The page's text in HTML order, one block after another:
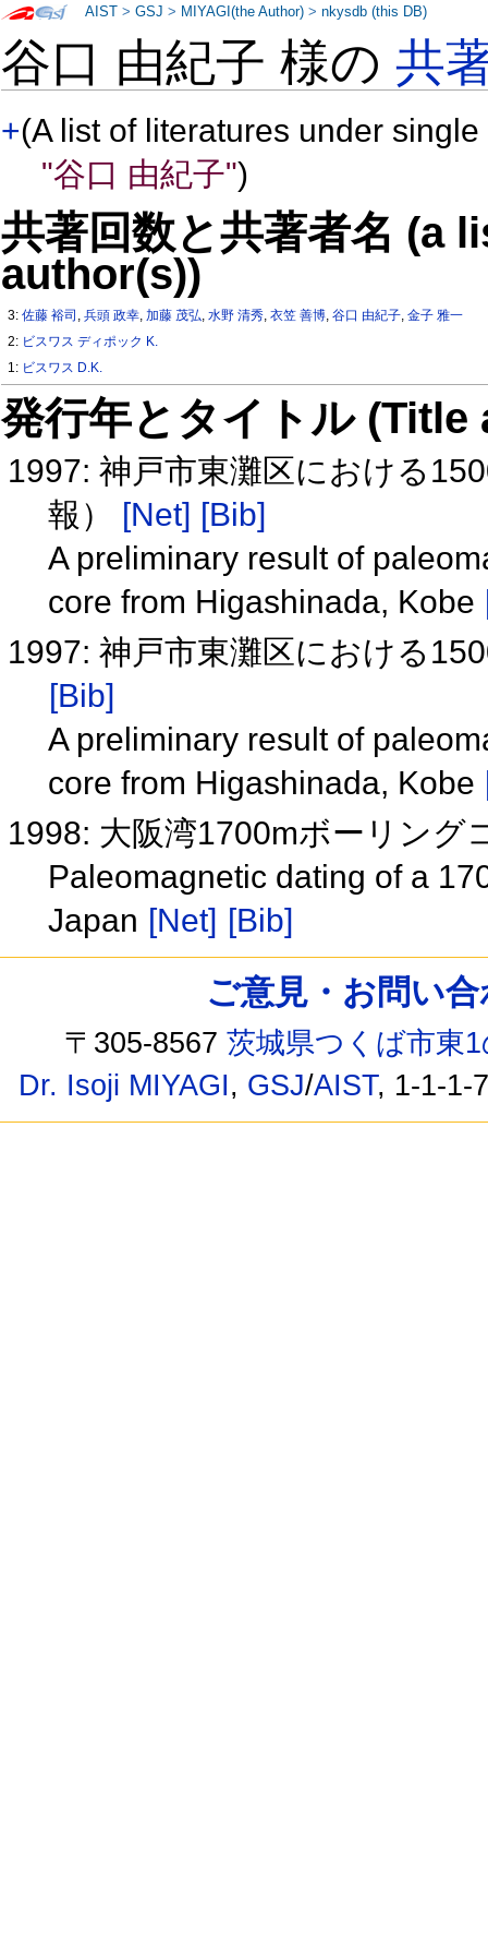
谷口 由紀子 様の共
+(A list of literatures under
"谷口 由紀子")
共著回数と共著者名 (a
author(s))
3:佐藤 裕司 ,兵頭 政幸,加藤 茂弘,水野 清秀,衣笠 善博,谷口 由紀子,金子 雅一
2: ビスワス ディポック K.
1: ビスワス D.K.
発行年とタイトル
1997: 神戸市東灘区における
報） [Net] [Bib]
A preliminary result of
core from Higashinada, Kobe
1997: 神戸市東灘区における
[Bib]
A preliminary result of
core from Higashinada, Kobe
1998: 大阪湾1700mボーリング
Paleomagnetic dating of a
Japan [Net] [Bib]
AIST >GSJ > MIYAGI(the Author) >nkysdb (this DB)
ご意見・お問い
〒305-8567茨城県つくば市東
Dr. Isoji MIYAGI, GSJ/AIST, 1-1-1-